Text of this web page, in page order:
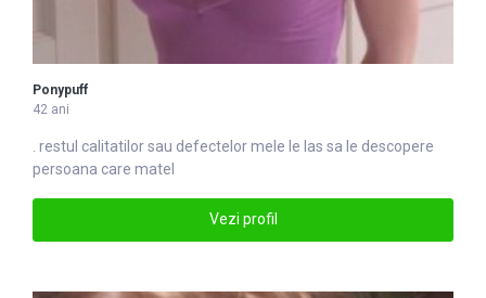
Ponypuff
42 ani
. restul calitatilor sau defectel or mele le las sa le descopere
persoana care matel
Vezi profil